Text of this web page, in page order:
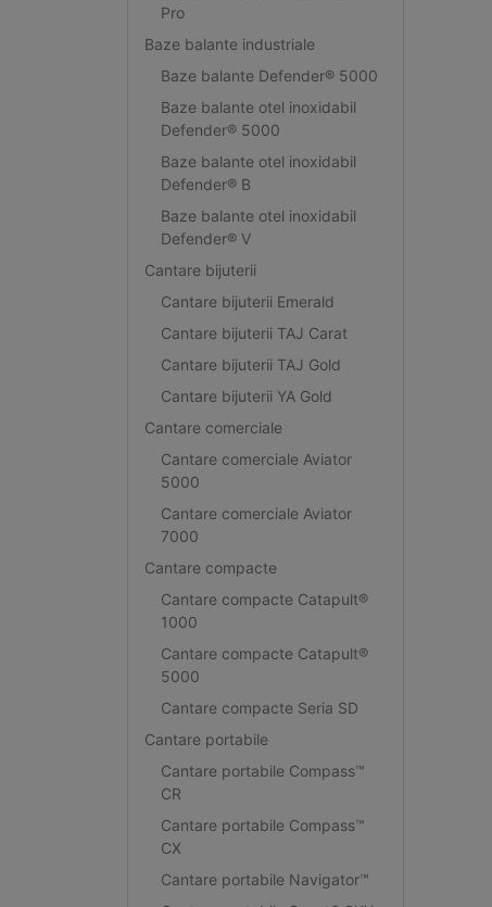
Pro
Baze balante industriale
Baze balante Defender® 5000
Baze balante otel inoxidabil
Defender® 5000
Baze balante otel inoxidabil
Defender® B
Baze balante otel inoxidabil
Defender® V
Cantare bijuterii
Cantare bijuterii Emerald
Cantare bijuterii TAJ Carat
Cantare bijuterii TAJ Gold
Cantare bijuterii YA Gold
Cantare comerciale
Cantare comerciale Aviator
5000
Cantare comerciale Aviator
7000
Cantare compacte
Cantare compacte Catapult®
1000
Cantare compacte Catapult®
5000
Cantare compacte Seria SD
Cantare portabile
Cantare portabile Compass™
CR
Cantare portabile Compass™
CX
Cantare portabile Navigator™